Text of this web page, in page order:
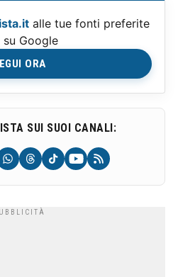
alle tue fonti preferite
su Google
ORA
SUI SUOI CANALI: